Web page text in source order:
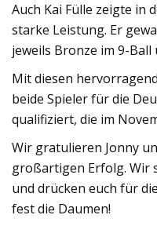
Auch Kai Fülle zeigte in
starke Leistung. Er
jeweils Bronze im 9-Ball
Mit diesen
beide Spieler für die
qualifiziert, die im
Wir gratulieren Jonny
großartigen Erfolg. Wir
und drücken euch für
fest die Daumen!